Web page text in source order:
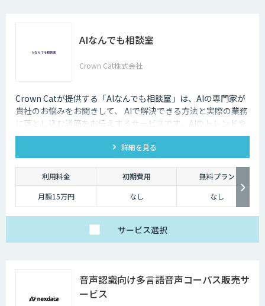
AIなんでも相談室
Crown Cat株式会社
Crown Catが提供する「AIなんでも相談室」は、AIの専門家が
貴社のお悩みをお聞きして、 AIで解決できる方法と実際の業務
に落とし込む道筋をお伝えするサービスです。AIのトレンドや
最新の事例はもちろん、自社にあった活用を安価にクイックに
詳細を見る
利用料金 初期費用
無料プラン
月額15万円
なし なし
サービス選択
音声認識向け多言語音声コーパス販売サ
ービス